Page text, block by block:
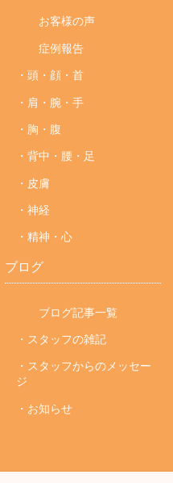
お客様の声
症例報告
・頭・顔・首
・肩・腕・手
・胸・腹
・背中・腰・足
・皮膚
・神経
・精神・心
ブログ
ブログ記事一覧
・スタッフの雑記
・スタッフからのメッセー
ジ
・お知らせ